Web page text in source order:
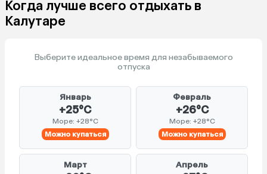
Когда лучше всего отдыхать в
Калутаре
Выберите идеальное время для незабываемого
отпуска
Январь
+25°C
Море: +28°C
Можно купаться
Февраль
+26°C
Море: +28°C
Можно купаться
Март Апрель